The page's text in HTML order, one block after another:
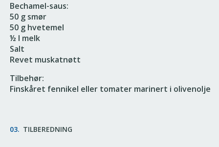
Bechamel-saus:
50 g smør
50 g hvetemel
½ l melk
Salt
Revet muskatnøtt
Tilbehør:
Finskåret fennikel eller tomater marinert i olivenolje
03. TILBEREDNING